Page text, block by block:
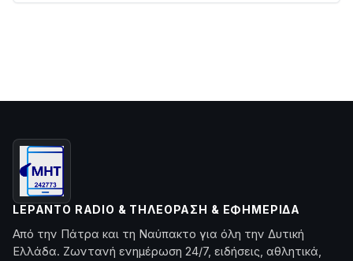
LEPANTO RADIO & ΤΗΛΕΌΡΑΣΗ & ΕΦΗΜΕΡΊΔΑ
Από την Πάτρα και τη Ναύπακτο για όλη την Δυτική
Ελλάδα. Ζωντανή ενημέρωση 24/7, ειδήσεις, αθλητικά,